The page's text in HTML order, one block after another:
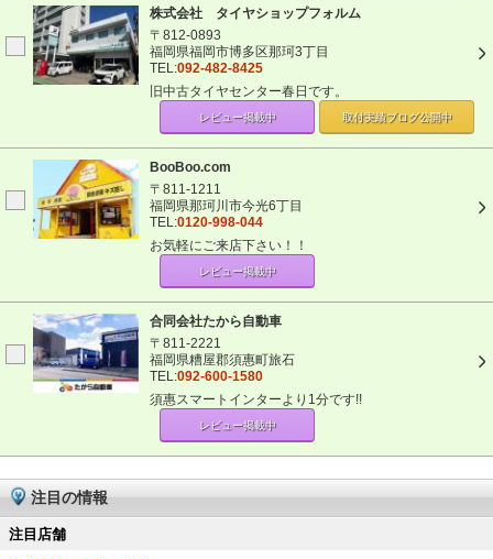
株式会社 タイヤショップフォルム
〒812-0893
福岡県福岡市博多区那珂3丁目
TEL:092-482-8425
旧中古タイヤセンター春日です。
レビュー掲載中 取付実績ブログ公開中
BooBoo.com
〒811-1211
福岡県那珂川市今光6丁目
TEL:0120-998-044
お気軽にご来店下さい！！
レビュー掲載中
合同会社たから自動車
〒811-2221
福岡県糟屋郡須惠町旅石
TEL:092-600-1580
須惠スマートインターより1分です!!
レビュー掲載中
注目の情報
注目店舗